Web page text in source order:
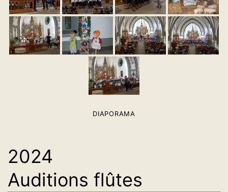
DIAPORAMA
2024
Auditions flûtes